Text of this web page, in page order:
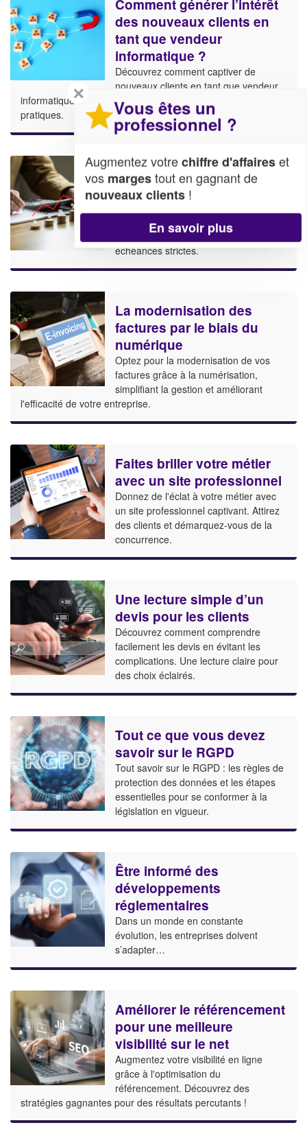
Comment générer l’intérêt
des nouveaux clients en
tant que vendeur
informatique ?
Découvrez comment captiver de
nouveaux clients en tant que vendeur
informatique grâce à des stratégies efficaces et des astuces
pratiques.
Garder le contrôle de votre
trésorerie
conseils pratiques : offrez des remises
pour paiements comptants et fixez des
échéances strictes.
La modernisation des
factures par le biais du
numérique
Optez pour la modernisation de vos
factures grâce à la numérisation,
simplifiant la gestion et améliorant
l'efficacité de votre entreprise.
Faites briller votre métier
avec un site professionnel
Donnez de l'éclat à votre métier avec
un site professionnel captivant. Attirez
des clients et démarquez-vous de la
concurrence.
Une lecture simple d’un
devis pour les clients
Découvrez comment comprendre
facilement les devis en évitant les
complications. Une lecture claire pour
des choix éclairés.
Tout ce que vous devez
savoir sur le RGPD
Tout savoir sur le RGPD : les règles de
protection des données et les étapes
essentielles pour se conformer à la
législation en vigueur.
Être informé des
développements
réglementaires
Dans un monde en constante
évolution, les entreprises doivent
s’adapter…
Améliorer le référencement
pour une meilleure
visibilité sur le net
Augmentez votre visibilité en ligne
grâce à l'optimisation du
référencement. Découvrez des
stratégies gagnantes pour des résultats percutants !
✕
Vous êtes un
professionnel ?
Augmentez votrechiffre d'affaireset
vos margestout en gagnant de
nouveaux clients !
En savoir plus